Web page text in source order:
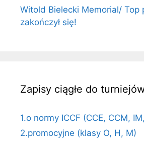
Witold Bielecki Memorial/ Top
zakończył się!
Zapisy ciągłe do
1.o normy ICCF (CCE, CCM,
2.promocyjne (klasy O, H, M)